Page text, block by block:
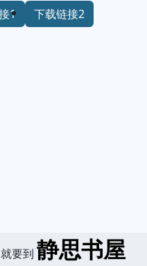
1 下载链接2
要到静思书屋